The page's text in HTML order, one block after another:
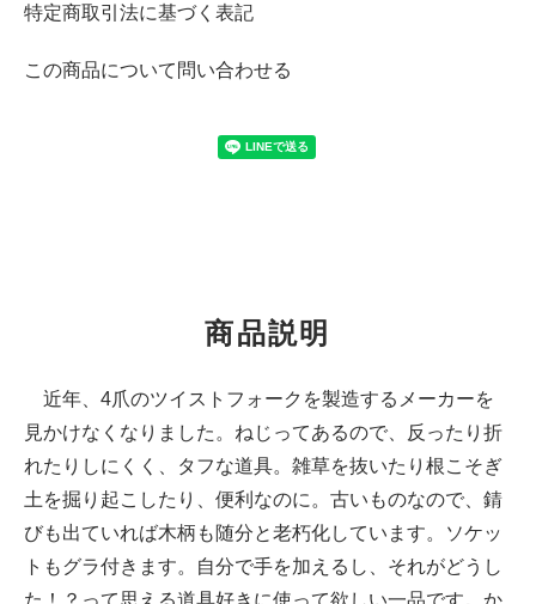
特定商取引法に基づく表記
この商品について問い合わせる
商品説明
近年、4爪のツイストフォークを製造するメーカーを
見かけなくなりました。ねじってあるので、反ったり折
れたりしにくく、タフな道具。雑草を抜いたり根こそぎ
土を掘り起こしたり、便利なのに。古いものなので、錆
びも出ていれば木柄も随分と老朽化しています。ソケッ
トもグラ付きます。自分で手を加えるし、それがどうし
た！？って思える道具好きに使って欲しい一品です。か